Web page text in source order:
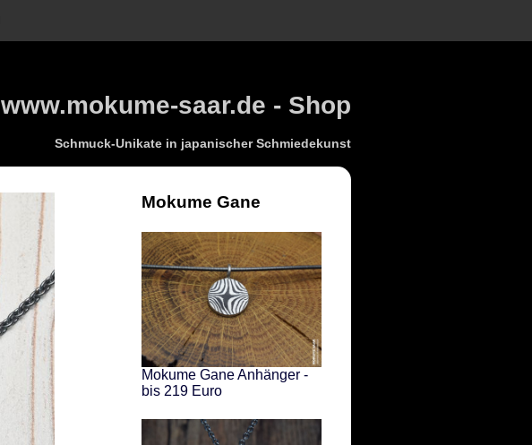
www.mokume-saar.de - Shop
Schmuck-Unikate in japanischer Schmiedekunst
Mokume Gane
Mokume Gane Anhänger -
bis 219 Euro